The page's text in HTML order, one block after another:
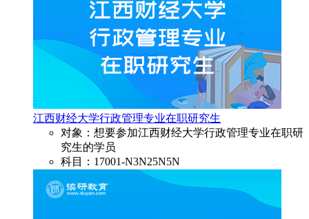
江西财经大学行政管理专业在职研究生
对象：想要参加江西财经大学行政管理专业在职研
究生的学员
科目：17001-N3N25N5N